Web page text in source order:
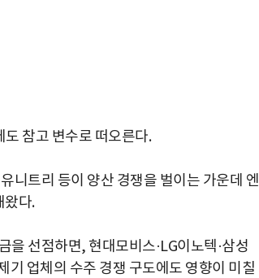
참고 변수로 떠오른다.
니트리 등이 양산 경쟁을 벌이는 가운데 엔
왔다.
을 선점하면, 현대모비스·LG이노텍·삼성
기 업체의 수주 경쟁 구도에도 영향이 미칠